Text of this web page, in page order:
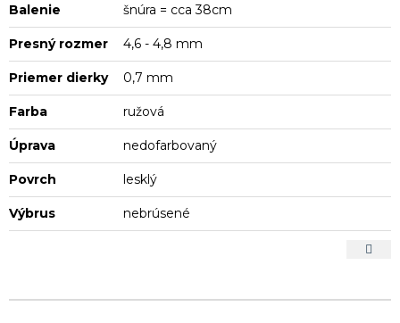
Balenie šnúra = cca 38cm
Presný rozmer 4,6 - 4,8 mm
Priemer dierky 0,7 mm
Farba ružová
Úprava nedofarbovaný
Povrch lesklý
Výbrus nebrúsené